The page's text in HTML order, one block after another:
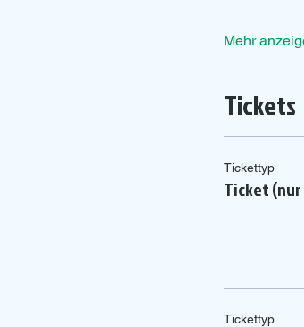
Mehr
Tickets
Tickettyp
Ticket
Tickettyp